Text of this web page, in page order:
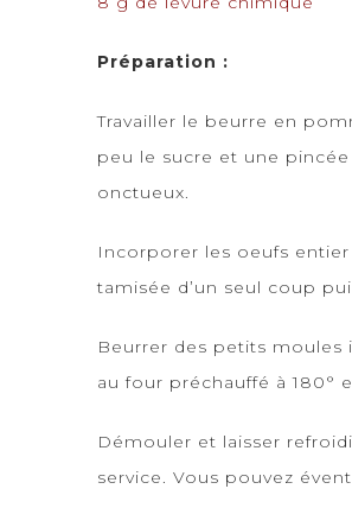
Préparation :
Travailler le beurre en
peu le sucre et une pincée
onctueux.
Incorporer les oeufs
tamisée d’un seul coup
Beurrer des petits moules
au four préchauffé à 180°
Démouler et laisser
service. Vous pouvez